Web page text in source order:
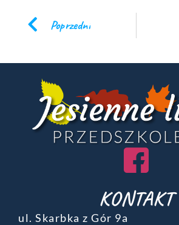
Poprzedni
KONTAKT
ul. Skarbka z Gór 9a